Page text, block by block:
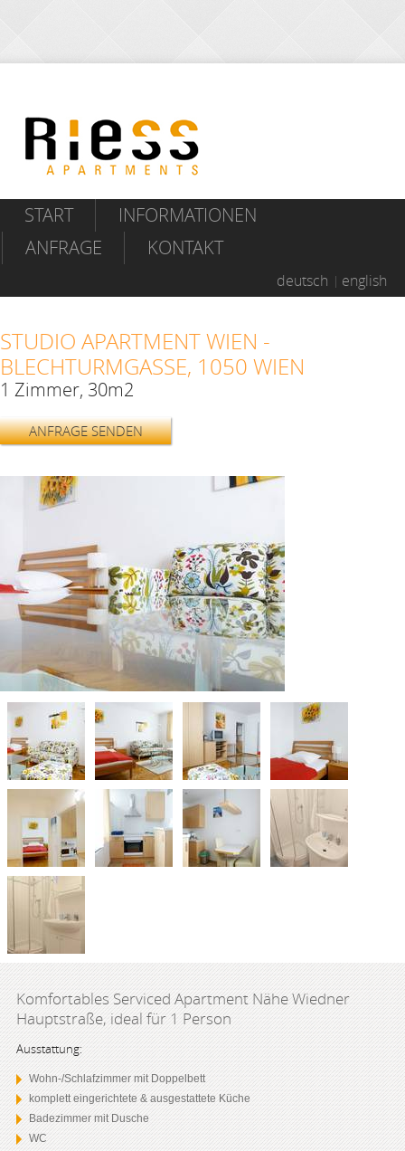
START
INFORMATIONEN
ANFRAGE
KONTAKT
deutsch english
STUDIO APARTMENT WIEN -
BLECHTURMGASSE, 1050 WIEN
1 Zimmer, 30m2
ANFRAGE SENDEN
Komfortables Serviced Apartment Nähe Wiedner
Hauptstraße, ideal für 1 Person
Ausstattung:
Wohn-/Schlafzimmer mit Doppelbett
komplett eingerichtete & ausgestattete Küche
Badezimmer mit Dusche
WC